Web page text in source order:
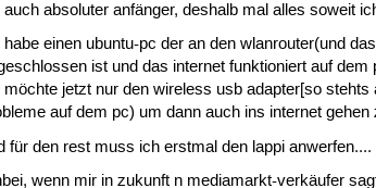
auch absoluter anfänger, deshalb mal alles soweit
habe einen ubuntu-pc der an den wlanrouter(und
ist und das internet funktioniert auf dem
möchte jetzt nur den wireless usb adapter[so
auf dem pc) um dann auch ins internet gehen
für den rest muss ich erstmal den lappi anwerfen....
wenn mir in zukunft n mediamarkt-verkäufer